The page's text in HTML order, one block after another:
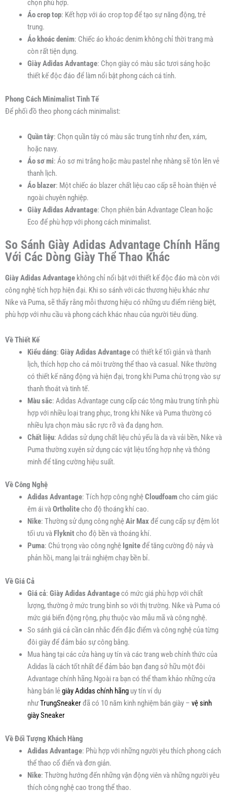
chọn phù hợp.
Áo crop top: Kết hợp với áo crop top để tạo sự năng động, trẻ
trung.
Áo khoác denim: Chiếc áo khoác denim không chỉ thời trang mà
còn rất tiện dụng.
Giày Adidas Advantage: Chọn giày có màu sắc tươi sáng hoặc
thiết kế độc đáo để làm nổi bật phong cách cá tính.
Phong Cách Minimalist Tinh Tế
Để phối đồ theo phong cách minimalist:
Quần tây: Chọn quần tây có màu sắc trung tính như đen, xám,
hoặc navy.
Áo sơ mi: Áo sơ mi trắng hoặc màu pastel nhẹ nhàng sẽ tôn lên vẻ
thanh lịch.
Áo blazer: Một chiếc áo blazer chất liệu cao cấp sẽ hoàn thiện vẻ
ngoài chuyên nghiệp.
Giày Adidas Advantage: Chọn phiên bản Advantage Clean hoặc
Eco để phù hợp với phong cách minimalist.
So Sánh Giày Adidas Advantage Chính Hãng
Với Các Dòng Giày Thể Thao Khác
Giày Adidas Advantage không chỉ nổi bật với thiết kế độc đáo mà còn với
công nghệ tích hợp hiện đại. Khi so sánh với các thương hiệu khác như
Nike và Puma, sẽ thấy rằng mỗi thương hiệu có những ưu điểm riêng biệt,
phù hợp với nhu cầu và phong cách khác nhau của người tiêu dùng.
Về Thiết Kế
Kiểu dáng: Giày Adidas Advantagecó thiết kế tối giản và thanh
lịch, thích hợp cho cả môi trường thể thao và casual. Nike thường
có thiết kế năng động và hiện đại, trong khi Puma chú trọng vào sự
thanh thoát và tinh tế.
Màu sắc: Adidas Advantage cung cấp các tông màu trung tính phù
hợp với nhiều loại trang phục, trong khi Nike và Puma thường có
nhiều lựa chọn màu sắc rực rỡ và đa dạng hơn.
Chất liệu: Adidas sử dụng chất liệu chủ yếu là da và vải bền, Nike và
Puma thường xuyên sử dụng các vật liệu tổng hợp nhẹ và thông
minh để tăng cường hiệu suất.
Về Công Nghệ
Adidas Advantage: Tích hợp công nghệCloudfoamcho cảm giác
êm ái vàOrtholitecho độ thoáng khí cao.
Nike: Thường sử dụng công nghệAir Maxđể cung cấp sự đệm lót
tối ưu và Flyknitcho độ bền và thoáng khí.
Puma: Chú trọng vào công nghệ Igniteđể tăng cường độ nảy và
phản hồi, mang lại trải nghiệm chạy bền bỉ.
Về Giá Cả
Giá cả: Giày Adidas Advantagecó mức giá phù hợp với chất
lượng, thường ở mức trung bình so với thị trường. Nike và Puma có
mức giá biến động rộng, phụ thuộc vào mẫu mã và công nghệ.
So sánh giá cả cần cân nhắc đến đặc điểm và công nghệ của từng
đôi giày để đảm bảo sự công bằng.
Mua hàng tại các cửa hàng uy tín và các trang web chính thức của
Adidas là cách tốt nhất để đảm bảo bạn đang sở hữu một đôi
Advantage chính hãng.Ngoài ra bạn có thể tham khảo những cửa
hàng bán lẻgiày Adidas chính hãnguy tín ví dụ
nhưTrungSneakerđã có 10 năm kinh nghiệm bán giày – vệ sinh
giày Sneaker
Về Đối Tượng Khách Hàng
Adidas Advantage: Phù hợp với những người yêu thích phong cách
thể thao cổ điển và đơn giản.
Nike: Thường hướng đến những vận động viên và những người yêu
thích công nghệ cao trong thể thao.